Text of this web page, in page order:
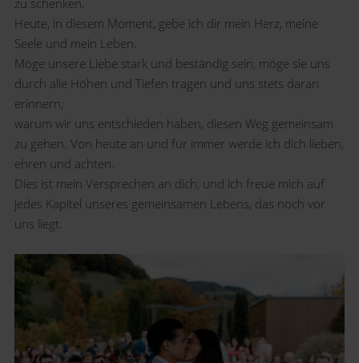
Heute, in diesem Moment, gebe ich dir mein Herz, meine
Seele und mein Leben.
Möge unsere Liebe stark und beständig sein, möge sie uns
durch alle Höhen und Tiefen tragen und uns stets daran
erinnern,
warum wir uns entschieden haben, diesen Weg gemeinsam
zu gehen. Von heute an und für immer werde ich dich lieben,
ehren und achten.
Dies ist mein Versprechen an dich, und ich freue mich auf
jedes Kapitel unseres gemeinsamen Lebens, das noch vor
uns liegt.